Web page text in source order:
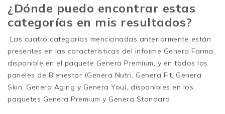
¿Dónde puedo encontrar estas
categorías en mis resultados?
Las cuatro categorías mencionadas anteriormente están
presentes en las características del informe Genera Farma,
disponible en el paquete Genera Premium, y en todos los
paneles de Bienestar (Genera Nutri, Genera Fit, Genera
Skin, Genera Aging y Genera You), disponibles en los
paquetes Genera Premium y Genera Standard.